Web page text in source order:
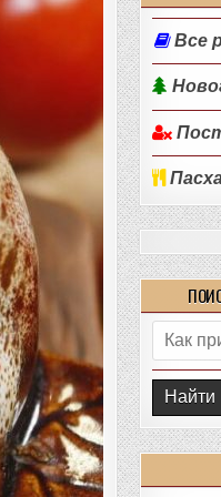
Все
Поиск: